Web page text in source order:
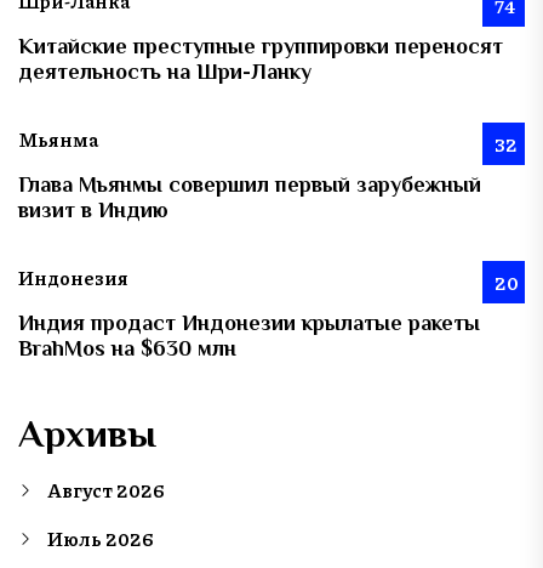
Китайские преступные группировки переносят
деятельность на Шри-Ланку
Мьянма 32
Глава Мьянмы совершил первый зарубежный
визит в Индию
Индонезия 20
Индия продаст Индонезии крылатые ракеты
BrahMos на $630 млн
Архивы
Август 2026
Июль 2026